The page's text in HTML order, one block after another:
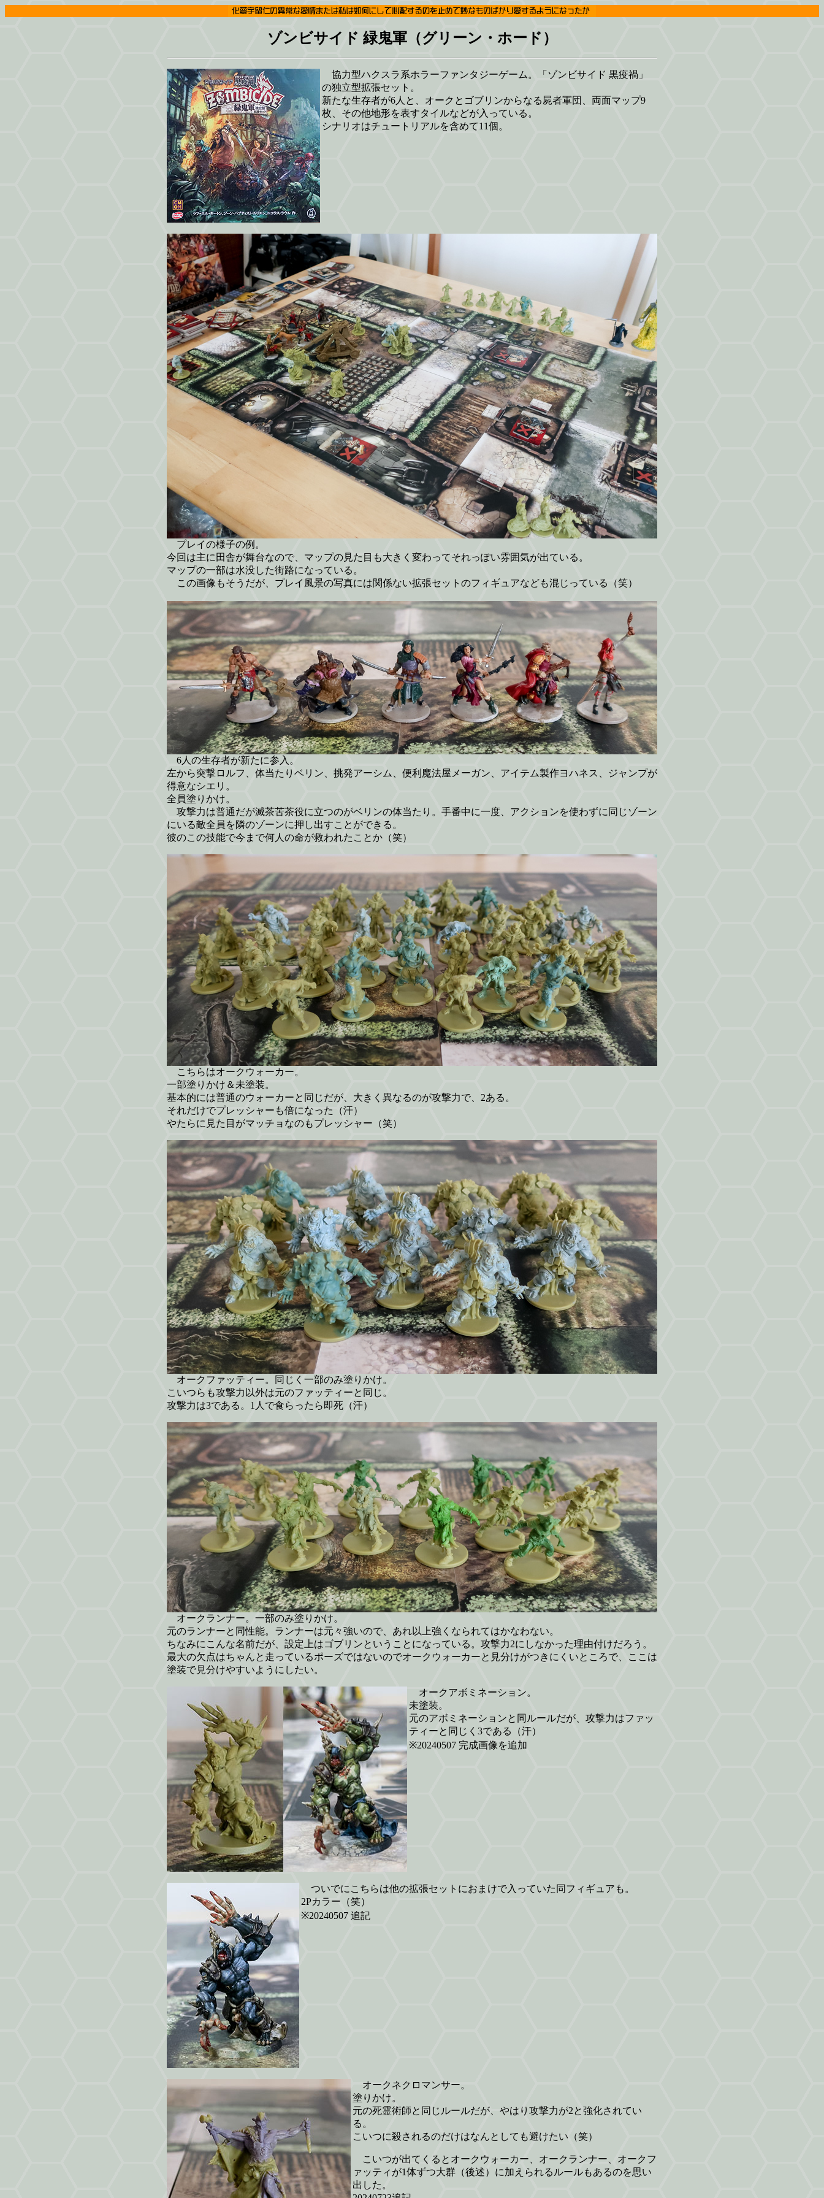
ゾンビサイド 緑鬼軍（グリーン・ホード）
協力型ハクスラ系ホラーファンタジーゲーム。「ゾンビサイド 黒疫禍」
の独立型拡張セット。
新たな生存者が6人と、オークとゴブリンからなる屍者軍団、両面マップ9
枚、その他地形を表すタイルなどが入っている。
シナリオはチュートリアルを含めて11個。
プレイの様子の例。
今回は主に田舎が舞台なので、マップの見た目も大きく変わってそれっぽい雰囲気が出ている。
マップの一部は水没した街路になっている。
この画像もそうだが、プレイ風景の写真には関係ない拡張セットのフィギュアなども混じっている（笑）
6人の生存者が新たに参入。
左から突撃ロルフ、体当たりベリン、挑発アーシム、便利魔法屋メーガン、アイテム製作ヨハネス、ジャンプが
得意なシエリ。
全員塗りかけ。
攻撃力は普通だが滅茶苦茶役に立つのがベリンの体当たり。手番中に一度、アクションを使わずに同じゾーン
にいる敵全員を隣のゾーンに押し出すことができる。
彼のこの技能で今まで何人の命が救われたことか（笑）
こちらはオークウォーカー。
一部塗りかけ＆未塗装。
基本的には普通のウォーカーと同じだが、大きく異なるのが攻撃力で、2ある。
それだけでプレッシャーも倍になった（汗）
やたらに見た目がマッチョなのもプレッシャー（笑）
オークファッティー。同じく一部のみ塗りかけ。
こいつらも攻撃力以外は元のファッティーと同じ。
攻撃力は3である。1人で食らったら即死（汗）
オークランナー。一部のみ塗りかけ。
元のランナーと同性能。ランナーは元々強いので、あれ以上強くなられてはかなわない。
ちなみにこんな名前だが、設定上はゴブリンということになっている。攻撃力2にしなかった理由付けだろう。
最大の欠点はちゃんと走っているポーズではないのでオークウォーカーと見分けがつきにくいところで、ここは
塗装で見分けやすいようにしたい。
オークアボミネーション。
未塗装。
元のアボミネーションと同ルールだが、攻撃力はファッ
ティーと同じく3である（汗）
※20240507 完成画像を追加
ついでにこちらは他の拡張セットにおまけで入っていた同フィギュアも。
2Pカラー（笑）
※20240507 追記
オークネクロマンサー。
塗りかけ。
元の死霊術師と同じルールだが、やはり攻撃力が2と強化されてい
る。
こいつに殺されるのだけはなんとしても避けたい（笑）
こいつが出てくるとオークウォーカー、オークランナー、オークフ
ァッティが1体ずつ大群（後述）に加えられるルールもあるのを思い
出した。